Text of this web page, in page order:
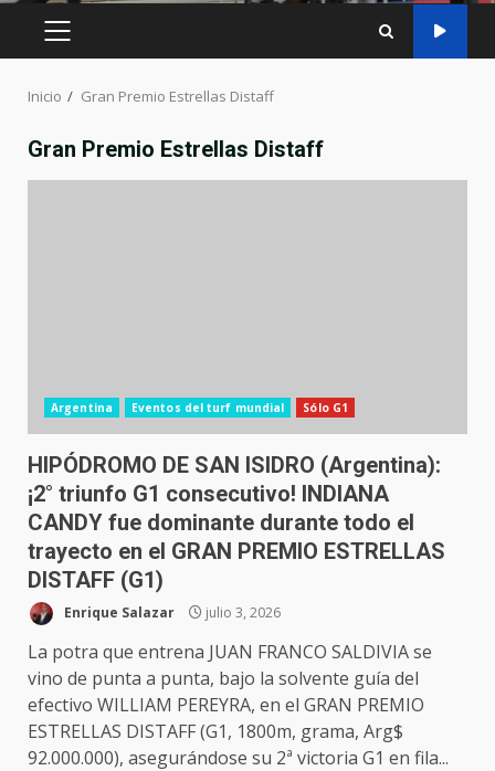
MENÚ
Inicio Gran Premio Estrellas Distaff
Gran Premio Estrellas Distaff
Argentina Eventos del turf mundial Sólo G1
HIPÓDROMO DE SAN ISIDRO (Argentina):
¡2° triunfo G1 consecutivo! INDIANA
CANDY fue dominante durante todo el
trayecto en el GRAN PREMIO ESTRELLAS
DISTAFF (G1)
Enrique Salazar julio 3, 2026
La potra que entrena JUAN FRANCO SALDIVIA se
vino de punta a punta, bajo la solvente guía del
efectivo WILLIAM PEREYRA, en el GRAN PREMIO
ESTRELLAS DISTAFF (G1, 1800m, grama, Arg$
92.000.000), asegurándose su 2ª victoria G1 en fila...